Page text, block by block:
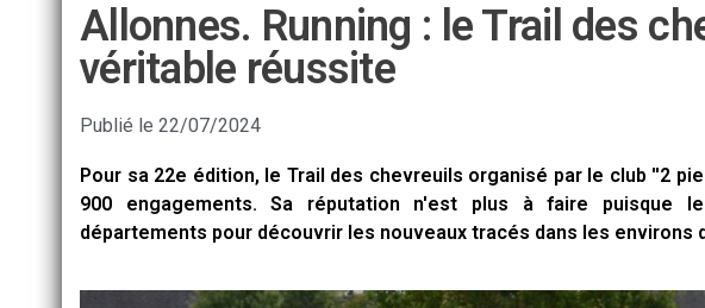
Allonnes. Running : le Trail des
véritable réussite
Publié le 22/07/2024
Pour sa 22e édition, le Trail des chevreuils organisé par le club ''2
900 engagements. Sa réputation n'est plus à faire puisque
départements pour découvrir les nouveaux tracés dans les environs